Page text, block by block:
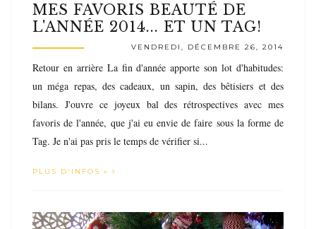
MES FAVORIS BEAUTÉ DE
L'ANNÉE 2014... ET UN TAG!
VENDREDI, DÉCEMBRE 26, 2014
Retour en arrière La fin d'année apporte son lot d'habitudes:
un méga repas, des cadeaux, un sapin, des bêtisiers et des
bilans. J'ouvre ce joyeux bal des rétrospectives avec mes
favoris de l'année, que j'ai eu envie de faire sous la forme de
Tag. Je n'ai pas pris le temps de vérifier si...
PLUS D'INFOS »